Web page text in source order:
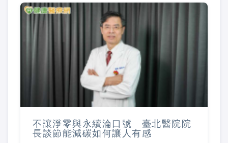
不讓淨零與永續淪口號 臺北醫院院
長談節能減碳如何讓人有感